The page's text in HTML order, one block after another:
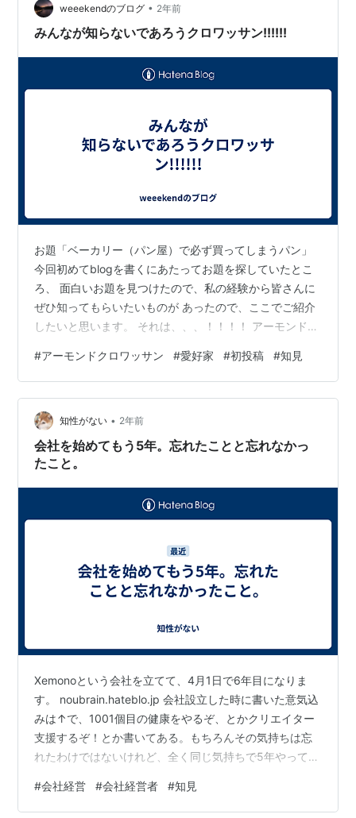
だ。 ここで、 『今の学力状況で待っている時間なんて無
い。今すぐにでも始めなければいけない！』 と伝える事
weeekendのブログ • 2年前
みんなが知らないであろうクロワッサン!!!!!!
お題「ベーカリー（パン屋）で必ず買ってしまうパン」
今回初めてblogを書くにあたってお題を探していたとこ
ろ、 面白いお題を見つけたので、私の経験から皆さんに
ぜひ知ってもらいたいものが あったので、ここでご紹介
したいと思います。 それは、、、！！！！ アーモンドク
ではなく、外国で目にして、 聞いたのではないでしょう
か？！ 私まだ日本でアーモンドクロワッサンが出回って
いるのを見たことがありません。 画像検索やYoutube、
SNSで調べてみてください。 また、これを機に日本でも
人気になることを願います。 パン屋の皆さん！ 新しく商
品開発するなら…
#アーモンドクロワッサン #愛好家 #初投稿 #知見
知性がない • 2年前
会社を始めてもう5年。忘れたことと忘れなかっ
たこと。
Xemonoという会社を立てて、4月1日で6年目になりま
す。 noubrain.hateblo.jp 会社設立した時に書いた意気込
みは↑で、1001個目の健康をやるぞ、とかクリエイター
支援するぞ！とか書いてある。もちろんその気持ちは忘
れたわけではないけれど、全く同じ気持ちで5年やって来
を書くことは意味があると思う。 5年間の簡単な振り返
り 2019の4月に会社を設立。しばらくは事務所なしでコ
#会社経営 #会社経営者 #知見